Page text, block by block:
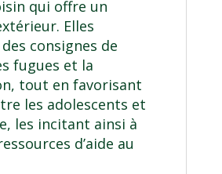
qui offre un
Elles
consignes de
fugues et la
tout en favorisant
les adolescents et
les incitant ainsi à
d’aide au